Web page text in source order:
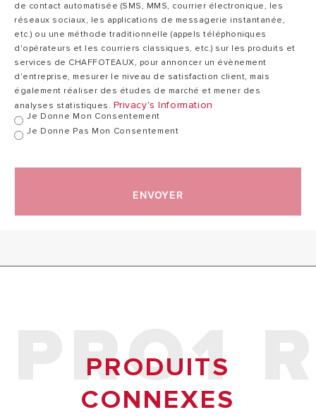
de contact automatisée (SMS, MMS, courrier électronique, les
réseaux sociaux, les applications de messagerie instantanée,
etc.) ou une méthode traditionnelle (appels téléphoniques
d'opérateurs et les courriers classiques, etc.) sur les produits et
services de CHAFFOTEAUX, pour annoncer un évènement
d'entreprise, mesurer le niveau de satisfaction client, mais
également réaliser des études de marché et mener des
analyses statistiques. Privacy's Information
Je Donne Mon Consentement
Je Donne Pas Mon Consentement
ENVOYER
PRO1
PRODUITS
CONNEXES